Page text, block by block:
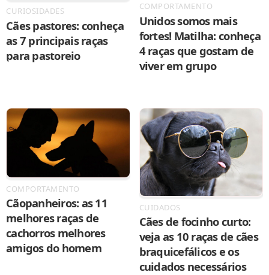
CURIOSIDADES
Cães pastores: conheça
as 7 principais raças
para pastoreio
COMPORTAMENTO
Unidos somos mais
fortes! Matilha: conheça
4 raças que gostam de
viver em grupo
COMPORTAMENTO
Cãopanheiros: as 11
melhores raças de
cachorros melhores
amigos do homem
CUIDADOS
Cães de focinho curto:
veja as 10 raças de cães
braquicefálicos e os
cuidados necessários